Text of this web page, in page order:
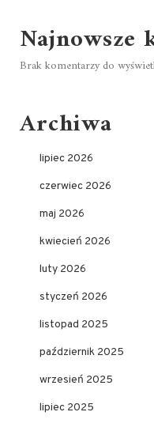
Najnowsze
Brak komentarzy do
Archiwa
lipiec 2026
czerwiec 2026
maj 2026
kwiecień 2026
luty 2026
styczeń 2026
listopad 2025
październik 2025
wrzesień 2025
lipiec 2025